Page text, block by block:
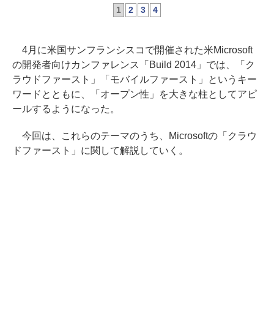
1 2 3 4
4月に米国サンフランシスコで開催された米Microsoft
の開発者向けカンファレンス「Build 2014」では、「ク
ラウドファースト」「モバイルファースト」というキー
ワードとともに、「オープン性」を大きな柱としてアピ
ールするようになった。
今回は、これらのテーマのうち、Microsoftの「クラウ
ドファースト」に関して解説していく。